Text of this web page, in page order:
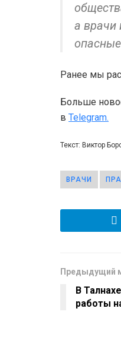
а врачи
Ранее мы
Больше
в Telegram.
Текст: Виктор
ВРАЧИ
Предыдущий
В
работы